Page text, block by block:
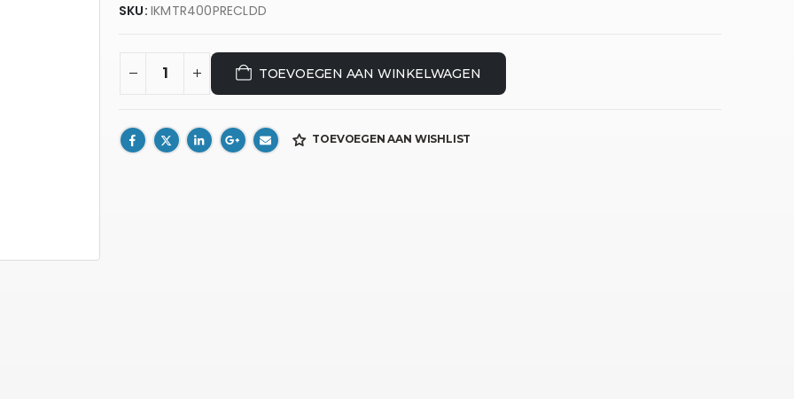
SKU: IKMTR400PRECLDD
TOEVOEGEN AAN WINKELWAGEN
TOEVOEGEN AAN WISHLIST